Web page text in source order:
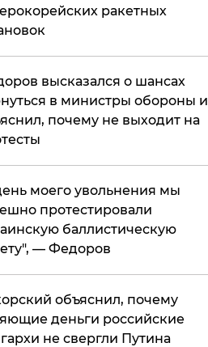
ракетных
высказался о шансах
в министры обороны и
почему не выходит на
моего увольнения мы
протестировали
баллистическую
— Федоров
объяснил, почему
деньги российские
не свергли Путина